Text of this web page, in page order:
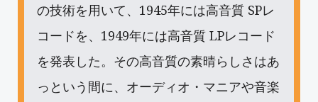
の技術を用いて、1945年には高音質 SPレ
コードを、1949年には高音質 LPレコード
を発表した。その高音質の素晴らしさはあ
っという間に、オーディオ・マニアや音楽